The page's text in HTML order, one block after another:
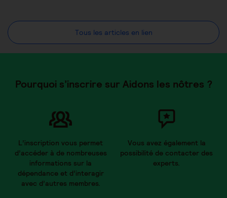
Tous les articles en lien
Pourquoi s’inscrire sur Aidons les nôtres ?
L’inscription vous permet
d’accéder à de nombreuses
informations sur la
dépendance et d’interagir
avec d’autres membres.
Vous avez également la
possibilité de contacter des
experts.